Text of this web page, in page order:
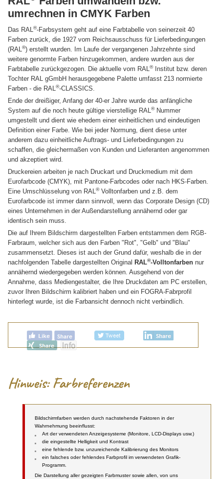
umrechnen in CMYK Farben
Das RAL®-Farbsystem geht auf eine Farbtabelle von seinerzeit 40
Farben zurück, die 1927 vom Reichsausschuss für Lieferbedingungen
(RAL®) erstellt wurden. Im Laufe der vergangenen Jahrzehnte sind
weitere genormte Farben hinzugekommen, andere wurden aus der
Farbtabelle zurückgezogen. Die aktuelle vom RAL®Institut bzw. deren
Tochter RAL gGmbH herausgegebene Palette umfasst 213 normierte
Farben - die RAL®-CLASSICS.
Ende der dreißiger, Anfang der 40-er Jahre wurde das anfängliche
System auf die noch heute gültige vierstellige RAL®Nummer
umgestellt und dient wie ehedem einer einheitlichen und eindeutigen
Definition einer Farbe. Wie bei jeder Normung, dient diese unter
anderem dazu einheitliche Auftrags- und Lieferbedingungen zu
schaffen, die gleichermaßen von Kunden und Lieferanten angenommen
und akzeptiert wird.
Druckereien arbeiten je nach Druckart und Druckmedium mit dem
Eurofarbcode (CMYK), mit Pantone-Farbcodes oder nach HKS-Farben.
Eine Umschlüsselung von RAL®Volltonfarben und z.B. dem
Eurofarbcode ist immer dann sinnvoll, wenn das Corporate Design (CD)
eines Unternehmen in der Außendarstellung annähernd oder gar
identisch sein muss.
Die auf Ihrem Bildschirm dargestellten Farben entstammen dem RGB-
Farbraum, welcher sich aus den Farben "Rot", "Gelb" und "Blau"
zusammensetzt. Dieses ist auch der Grund dafür, weshalb die in der
nachfolgenden Tabelle dargestellten Original RAL®-Volltonfarben nur
annähernd wiedergegeben werden können. Ausgehend von der
Annahme, dass Mediengestalter, die Ihre Druckdaten am PC erstellen,
zuvor Ihren Bildschirm kalibriert haben und ein FOGRA-Fabrprofil
hinterlegt wurde, ist die Farbansicht dennoch nicht verbindlich.
Hinweis:Farbreferenzen
Bildschirmfarben werden durch nachstehende Faktoren in der
Wahrnehmung beeinflusst:
Art der verwendeten Anzeigesysteme (Monitore, LCD-Displays usw.)
die eingestellte Helligkeit und Kontrast
eine fehlende bzw. unzureichende Kalibrierung des Monitors
ein falsches oder fehlendes Farbprofil im verwendeten Grafik-
Programm.
Die Darstellung aller gezeigten Farbmuster sowie allen, von uns